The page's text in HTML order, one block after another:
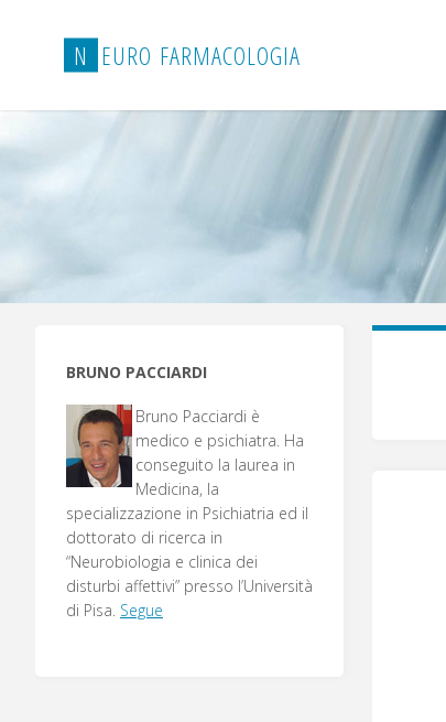
N EURO FARMACOLOGIA
BRUNO PACCIARDI
Bruno Pacciardi è
medico e psichiatra. Ha
conseguito la laurea in
Medicina, la
specializzazione in Psichiatria ed il
dottorato di ricerca in
“Neurobiologia e clinica dei
disturbi affettivi” presso l’Università
di Pisa. Segue